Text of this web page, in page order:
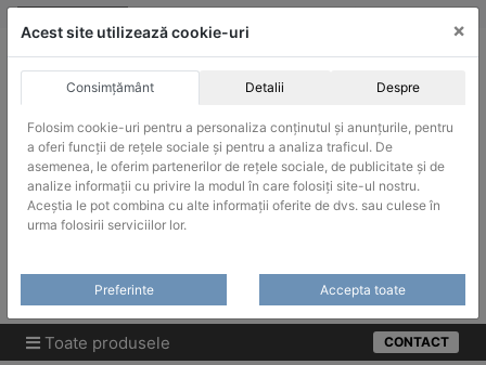
Skip
ACHIZITII PUBLICE
Produsele pot fi achizitionate si in sistemul SEAP / SICAP
Products
Toate produsele CONTACT
Acest site utilizează cookie-uri ×
Consimțământ Detalii Despre
Folosim cookie-uri pentru a personaliza conținutul și anunțurile, pentru
a oferi funcții de rețele sociale și pentru a analiza traficul. De
asemenea, le oferim partenerilor de rețele sociale, de publicitate și de
analize informații cu privire la modul în care folosiți site-ul nostru.
Aceștia le pot combina cu alte informații oferite de dvs. sau culese în
urma folosirii serviciilor lor.
Preferinte Accepta toate